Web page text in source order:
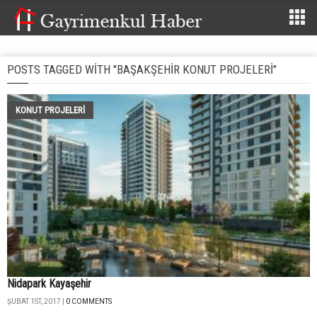
POSTS TAGGED WITH "BAŞAKŞEHIR KONUT PROJELERI"
KONUT PROJELERI
Nidapark Kayaşehir
ŞUBAT 1ST, 2017 | 0 COMMENTS